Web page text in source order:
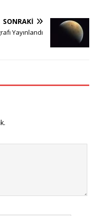
SONRAKI
Yayınlandı